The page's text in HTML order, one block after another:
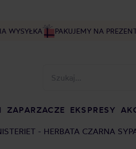
WYSYŁKA PAKUJEMY NA
ZAPARZACZE EKSPRESY
- HERBATA CZARNA